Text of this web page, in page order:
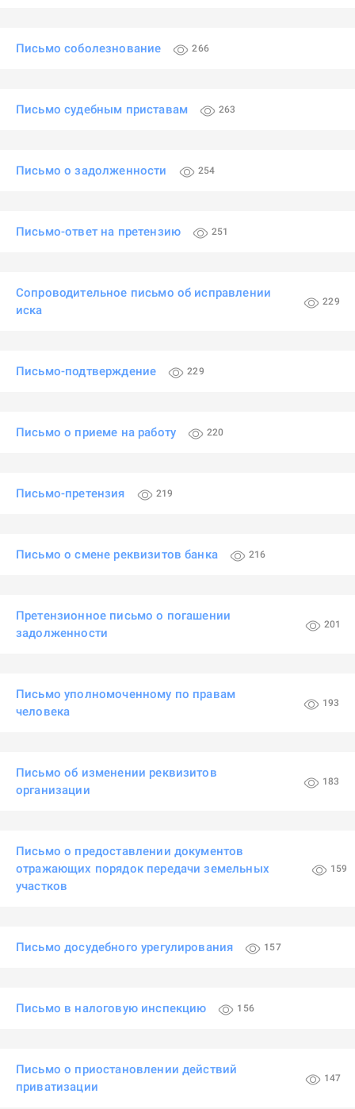
Письмо соболезнование 266
Письмо судебным приставам 263
Письмо о задолженности 254
Письмо-ответ на претензию 251
Сопроводительное письмо об исправлении
иска
229
Письмо-подтверждение 229
Письмо о приеме на работу 220
Письмо-претензия 219
Письмо о смене реквизитов банка 216
Претензионное письмо о погашении
задолженности
201
Письмо уполномоченному по правам
человека
193
Письмо об изменении реквизитов
организации
183
Письмо о предоставлении документов
отражающих порядок передачи земельных
участков
159
Письмо досудебного урегулирования 157
Письмо в налоговую инспекцию 156
Письмо о приостановлении действий
приватизации
147